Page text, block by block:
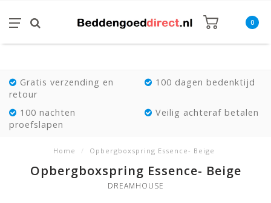
0
Gratis verzending en
retour
100 dagen bedenktijd
100 nachten
proefslapen
Veilig achteraf betalen
Home / Opbergboxspring Essence- Beige
Opbergboxspring Essence- Beige
DREAMHOUSE